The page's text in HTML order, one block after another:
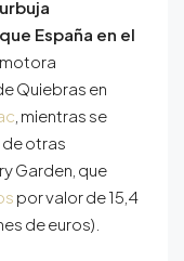
España en el
Quiebras en
, mientras se
otras
Garden, que
por valor de 15,4
de euros).